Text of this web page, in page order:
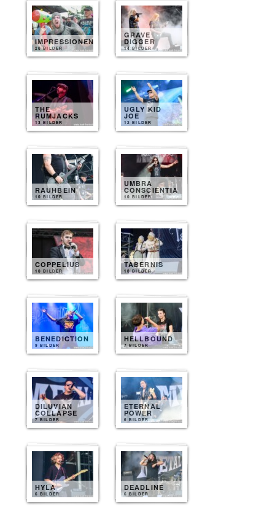
IMPRESSIONEN
20 BILDER
GRAVE
DIGGER
14 BILDER
THE
RUMJACKS
13 BILDER
UGLY KID
JOE
12 BILDER
RAUHBEIN
10 BILDER
UMBRA
CONSCIENTIA
10 BILDER
COPPELIUS
10 BILDER
TABERNIS
10 BILDER
BENEDICTION
9 BILDER
HELLBOUND
7 BILDER
DILUVIAN
COLLAPSE
7 BILDER
ETERNAL
POWER
6 BILDER
HYLA
6 BILDER
DEADLINE
6 BILDER